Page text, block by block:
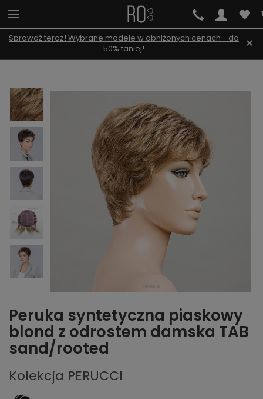
Sprawdź teraz! Wybrane modele w obniżonych cenach - do
50% taniej!
×
Peruka syntetyczna piaskowy
blond z odrostem damska TAB
sand/rooted
Kolekcja PERUCCI